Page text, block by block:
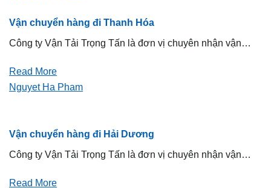
Vận chuyển hàng đi Thanh Hóa
Công ty Vận Tải Trọng Tấn là đơn vị chuyên nhận vận…
Read More
Nguyet Ha Pham
Vận chuyển hàng đi Hải Dương
Công ty Vận Tải Trọng Tấn là đơn vị chuyên nhận vận…
Read More